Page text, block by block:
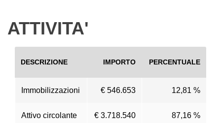
ATTIVITA'
DESCRIZIONE IMPORTO PERCENTUALE
Immobilizzazioni € 546.653 12,81 %
Attivo circolante € 3.718.540 87,16 %